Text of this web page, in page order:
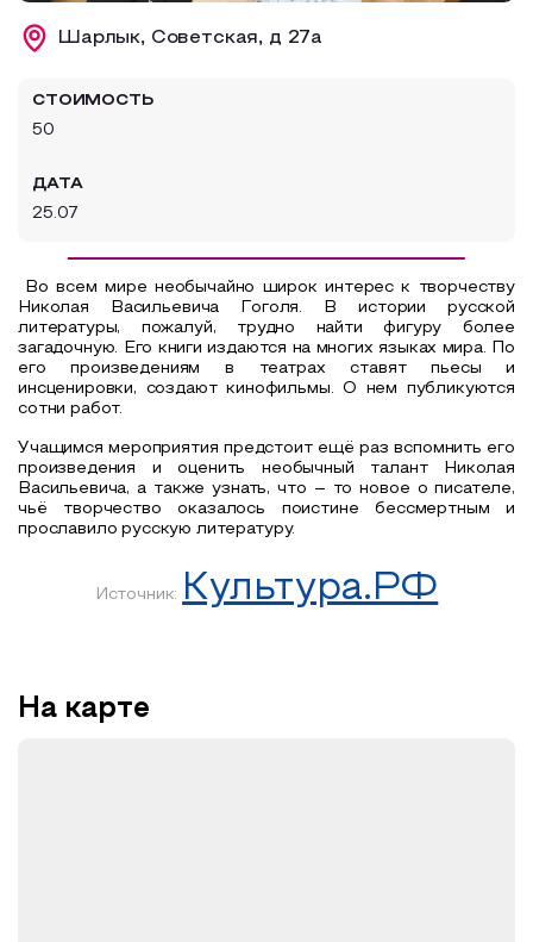
Образовательный туризм
Шарлык, Советская, д 27а
СТОИМОСТЬ
50
ДАТА
25.07
Во всем мире необычайно широк интерес к творчеству
Николая Васильевича Гоголя.
В истории русской
литературы, пожалуй, трудно найти фигуру более
загадочную.
Его книги издаются на многих языках мира. По
его произведениям в театрах ставят пьесы и
инсценировки, создают кинофильмы. О нем публикуются
сотни работ.
Учащимся мероприятия предстоит ещё раз вспомнить его
произведения и оценить необычный талант Николая
Васильевича, а также узнать, что – то новое о писателе,
чьё творчество оказалось поистине бессмертным и
прославило русскую литературу.
Источник: Культура.РФ
На карте